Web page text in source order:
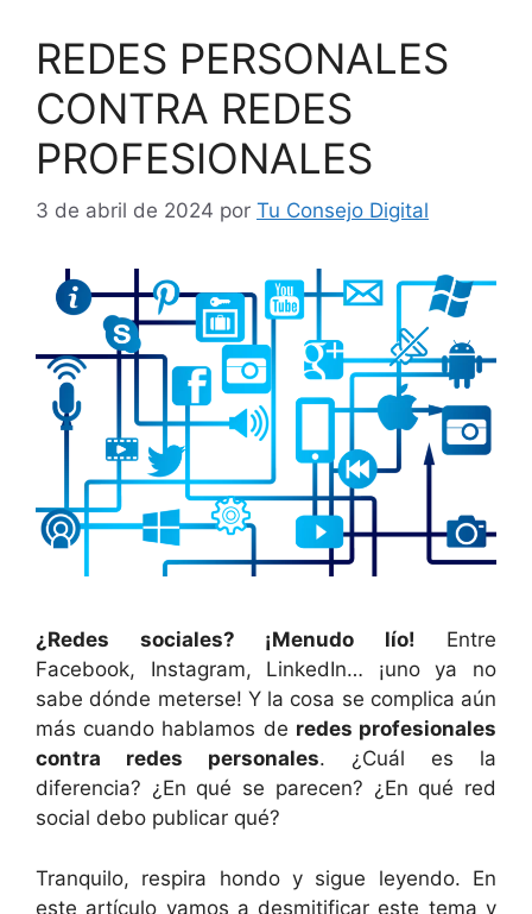
REDES PERSONALES
CONTRA REDES
PROFESIONALES
3 de abril de 2024 por Tu Consejo Digital
¿Redes sociales? ¡Menudo lío! Entre
Facebook, Instagram, LinkedIn… ¡uno ya no
sabe dónde meterse! Y la cosa se complica aún
más cuando hablamos de redes profesionales
contra redes personales. ¿Cuál es la
diferencia? ¿En qué se parecen? ¿En qué red
social debo publicar qué?
Tranquilo, respira hondo y sigue leyendo. En
este artículo vamos a desmitificar este tema y